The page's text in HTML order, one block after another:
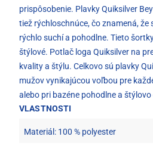
prispôsobenie. Plavky Quiksilver
tiež rýchloschnúce, čo znamená,
rýchlo suchí a pohodlne. Tieto
štýlové. Potlač loga Quiksilver na
kvality a štýlu. Celkovo sú plavky
mužov vynikajúcou voľbou pre
alebo pri bazéne pohodlne a štýlovo
VLASTNOSTI
Materiál: 100 % polyester